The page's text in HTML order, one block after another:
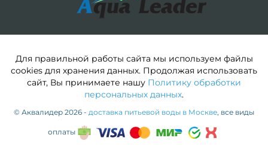
Для правильной работы сайта мы используем файлы
cookies для хранения данных. Продолжая использовать
сайт, Вы принимаете нашу Политику обработки
персональных данных.
© Аквалидер 2026 - доставка питьевой воды в Москве, все виды
оплаты